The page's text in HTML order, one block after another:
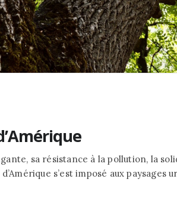
sa résistance à la pollution, la
s’est imposé aux paysages